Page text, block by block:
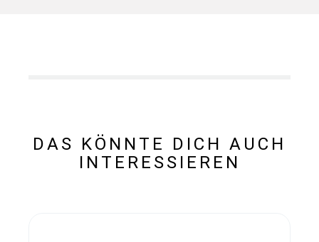
DAS KÖNNTE DICH AUCH
INTERESSIEREN